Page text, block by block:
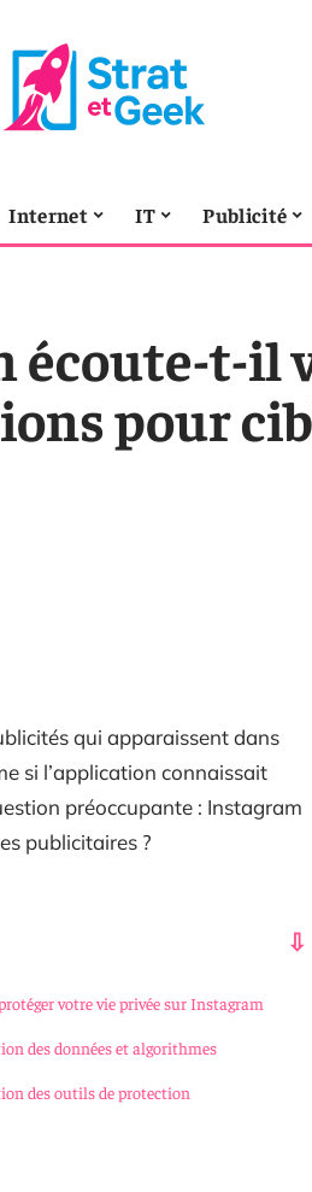
Internet IT Publicité
écoute-t-il
pour
qui apparaissent dans
si l’application connaissait
préoccupante : Instagram
publicitaires ?
votre vie privée sur Instagram
des données et algorithmes
des outils de protection